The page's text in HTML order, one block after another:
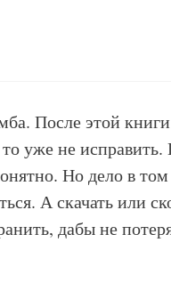
После этой
то уже не
Но дело в
А скачать или
дабы не